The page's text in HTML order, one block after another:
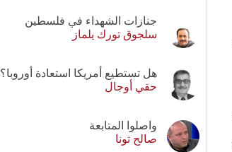
جنازات الشهداء في فلسطين
سلجوق تورك يلماز
هل تستطيع أمريكا استعادة أوروبا؟
حقي أوجال
واصلوا المتابعة
صالح تونا